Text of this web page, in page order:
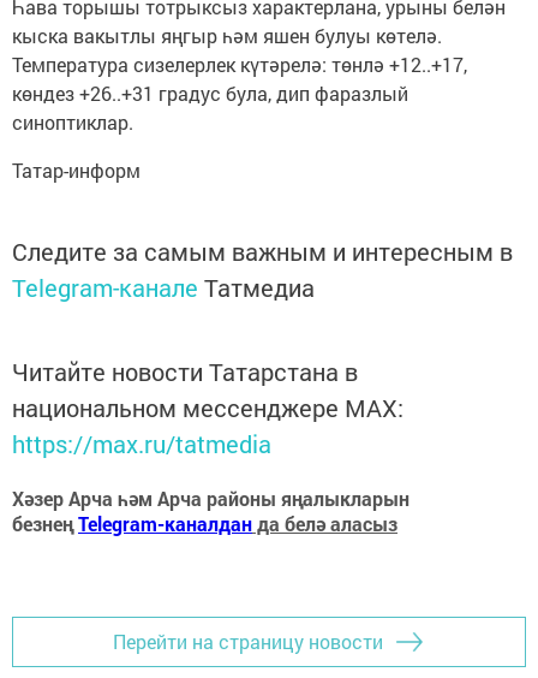
Һава торышы тотрыксыз характерлана, урыны белән
кыска вакытлы яңгыр һәм яшен булуы көтелә.
Температура сизелерлек күтәрелә: төнлә +12..+17,
көндез +26..+31 градус була, дип фаразлый
синоптиклар.
Татар-информ
Следите за самым важным и интересным в
Telegram-канале Татмедиа
Читайте новости Татарстана в
национальном мессенджере MАХ:
https://max.ru/tatmedia
Хәзер Арча һәм Арча районы яңалыкларын
безнеңTelegram-каналданда белә аласыз
Перейти на страницу новости